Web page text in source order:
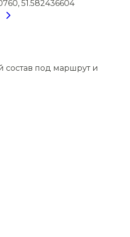
51.582436604
под маршрут и